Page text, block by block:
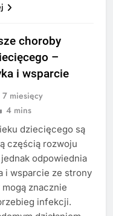
choroby
–
i wsparcie
7 miesięcy
4 mins
dziecięcego są
częścią rozwoju
odpowiednia
i wsparcie ze strony
znacznie
infekcji.